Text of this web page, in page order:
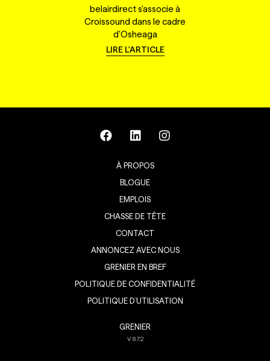
belairdirect s'associe à
Croissound dans le cadre
d'Osheaga
LIRE L'ARTICLE
À PROPOS
BLOGUE
EMPLOIS
CHASSE DE TÊTE
CONTACT
ANNONCEZ AVEC NOUS
GRENIER EN BREF
POLITIQUE DE CONFIDENTIALITÉ
POLITIQUE D’UTILISATION
GRENIER
V8.7.2